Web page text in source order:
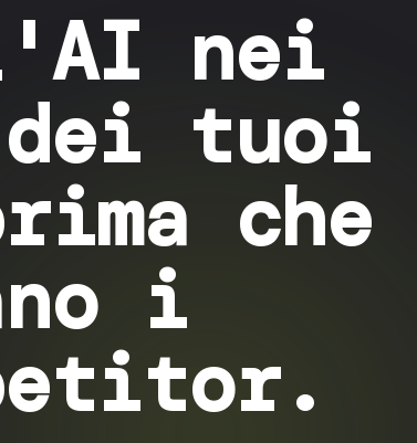
nei
tuoi
che
i